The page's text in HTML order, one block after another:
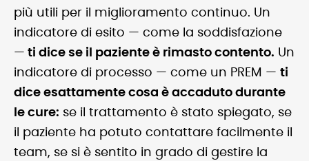
più utili per il miglioramento continuo. Un
indicatore di esito — come la soddisfazione
— ti dice se il paziente è rimasto contento. Un
indicatore di processo — come un PREM — ti
dice esattamente cosa è accaduto durante
le cure: se il trattamento è stato spiegato, se
il paziente ha potuto contattare facilmente il
team, se si è sentito in grado di gestire la